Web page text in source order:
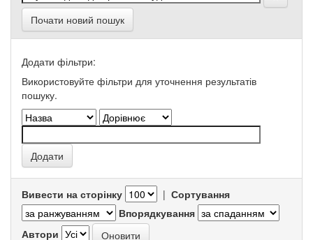
Почати новий пошук
Додати фільтри:
Використовуйте фільтри для уточнення результатів
пошуку.
Вивести на сторінку | Сортування
Впорядкування
Автори